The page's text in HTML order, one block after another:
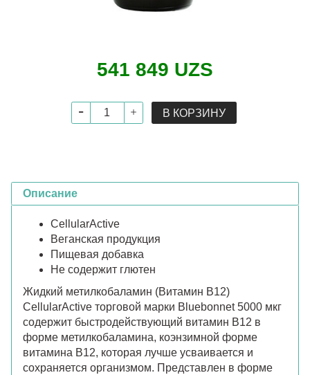
541 849 UZS
В КОРЗИНУ
Описание
CellularActive
Веганская продукция
Пищевая добавка
Не содержит глютен
Жидкий метилкобаламин (Витамин B12)
CellularActive торговой марки Bluebonnet 5000 мкг
содержит быстродействующий витамин В12 в
форме метилкобаламина, коэнзимной форме
витамина В12, которая лучше усваивается и
сохраняется организмом. Представлен в форме